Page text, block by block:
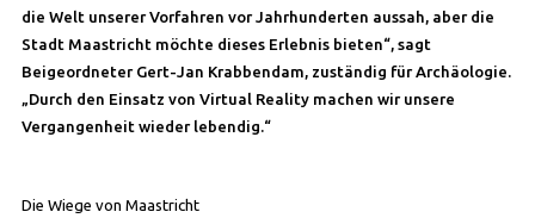
die Welt unserer Vorfahren vor Jahrhunderten aussah, aber die
Stadt Maastricht möchte dieses Erlebnis bieten“, sagt
Beigeordneter Gert-Jan Krabbendam, zuständig für Archäologie.
„Durch den Einsatz von Virtual Reality machen wir unsere
Vergangenheit wieder lebendig.“
Die Wiege von Maastricht